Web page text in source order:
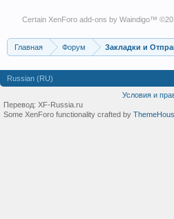
Certain XenForo add-ons by Waindigo™
Главная Форум Закладки и
Russian (RU)
Условия и
Перевод: XF-Russia.ru
Some XenForo functionality crafted by